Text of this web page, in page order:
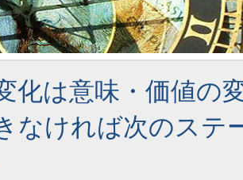
化は意味・価値
なければ次のステ